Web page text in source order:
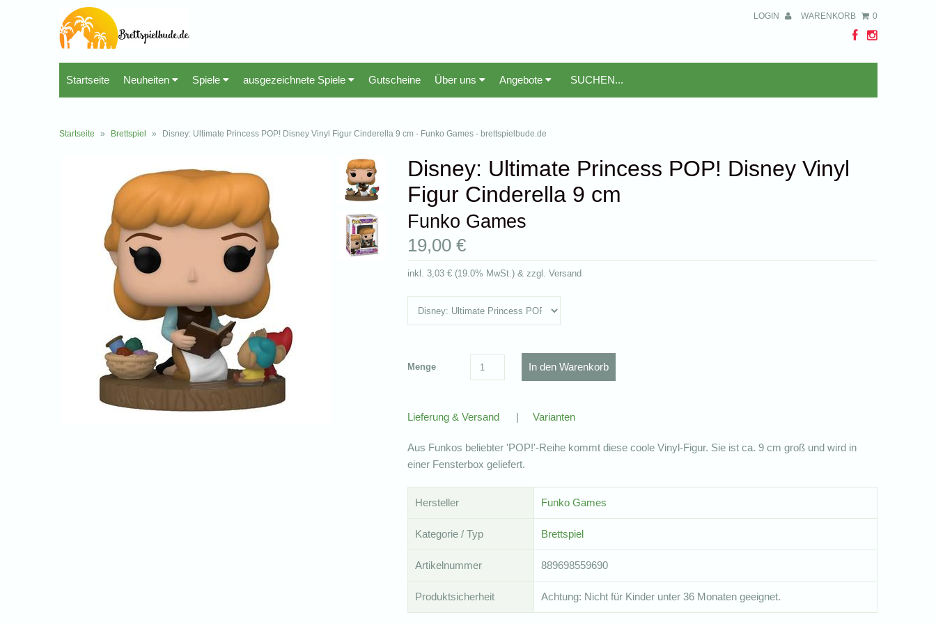
LOGIN WARENKORB 0
Startseite Neuheiten Spiele ausgezeichnete Spiele Gutscheine Über uns Angebote
Startseite » Brettspiel » Disney: Ultimate Princess POP! Disney Vinyl Figur Cinderella 9 cm - Funko Games - brettspielbude.de
Disney: Ultimate Princess POP! Disney Vinyl
Figur Cinderella 9 cm
Funko Games
19,00 €
inkl. 3,03 €(19.0% MwSt.) & zzgl. Versand
Menge
Lieferung & Versand | Varianten
Aus Funkos beliebter 'POP!'-Reihe kommt diese coole Vinyl-Figur. Sie ist ca. 9 cm groß und wird in
einer Fensterbox geliefert.
Hersteller Funko Games
Kategorie / Typ Brettspiel
Artikelnummer 889698559690
Produktsicherheit Achtung: Nicht für Kinder unter 36 Monaten geeignet.